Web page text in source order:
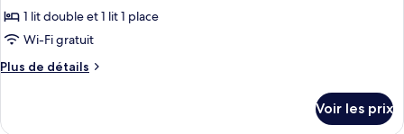
de
fenêtre
lits
jumeaux,
de
pour
ce
type
de
Chambre
1 lit double et 1 lit 1 place
Wi-Fi gratuit
Plus de détails
Plus
le
Voir les prix